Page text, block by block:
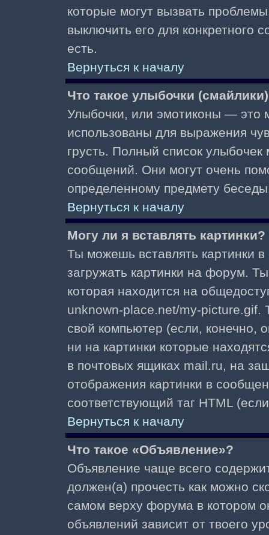
которые могут вызвать
выключить его для конкретного
есть.
Вернуться к началу
Что такое улыбочки
Улыбочки, или эмотиконы — это
использованы для выражения
грусть. Полный список
сообщений. Они могут очень
определенному предмету
Вернуться к началу
Могу ли я вставлять картинки?
Ты можешь вставлять картинки
загружать картинки на форум.
которая находится на
unknown-place.net/my-picture.gif.
свой компьютер (если, конечно,
ни на картинки которые
в почтовых ящиках mail.ru, на
отображения картинки в
соответствующий таг HTML
Вернуться к началу
Что такое «Объявление»?
Объявление чаще всего
должен(а) прочесть как можно
самом верху форума в котором
объявлений зависит от твоего